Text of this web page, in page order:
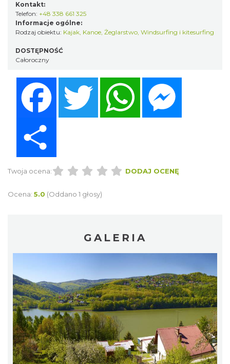
Kontakt:
Telefon: +48 338 661 325
Informacje ogólne:
Rodzaj obiektu: Kajak, Kanoe, Żeglarstwo, Windsurfing i kitesurfing
DOSTĘPNOŚĆ
Całoroczny
Twitter WhatsApp
Twoja ocena: DODAJ OCENĘ
Ocena: 5.0 (Oddano 1 głosy)
GALERIA